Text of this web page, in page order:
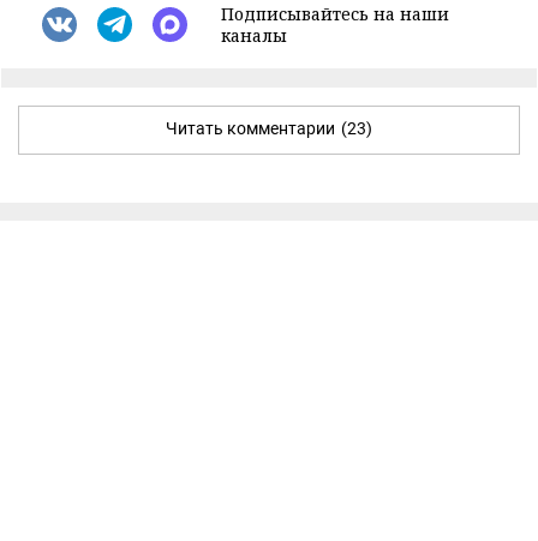
Подписывайтесь на наши
каналы
Читать комментарии (23)